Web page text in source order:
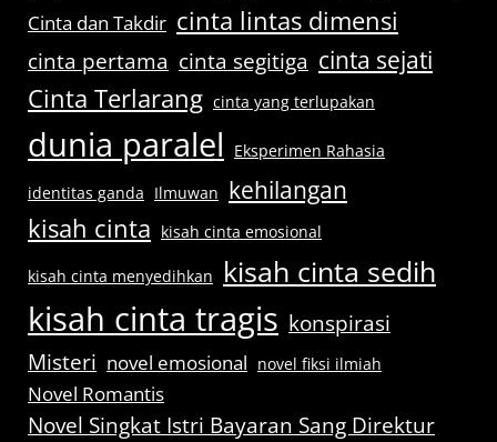
Cinta dan Takdir cinta lintas dimensi
cinta pertama cinta segitiga cinta sejati
Cinta Terlarang cinta yang terlupakan
dunia paralel
Eksperimen Rahasia
identitas ganda Ilmuwan kehilangan
kisah cinta kisah cinta emosional
kisah cinta menyedihkan kisah cinta sedih
kisah cinta tragis konspirasi
Misteri novel emosional novel fiksi ilmiah
Novel Romantis
Novel Singkat Istri Bayaran Sang Direktur